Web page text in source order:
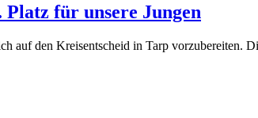
für unsere Jungen
auf den Kreisentscheid in Tarp vorzubereiten.